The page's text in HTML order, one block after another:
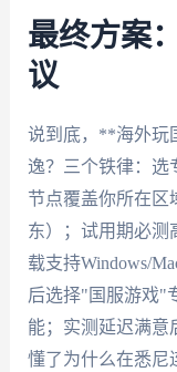
最终方案
议
说到底，**海外玩
逸？三个铁律：选
节点覆盖你所在区
东）；试用期必测
载支持Windows/
后选择"国服游戏"
能；实测延迟满意
懂了为什么在悉尼